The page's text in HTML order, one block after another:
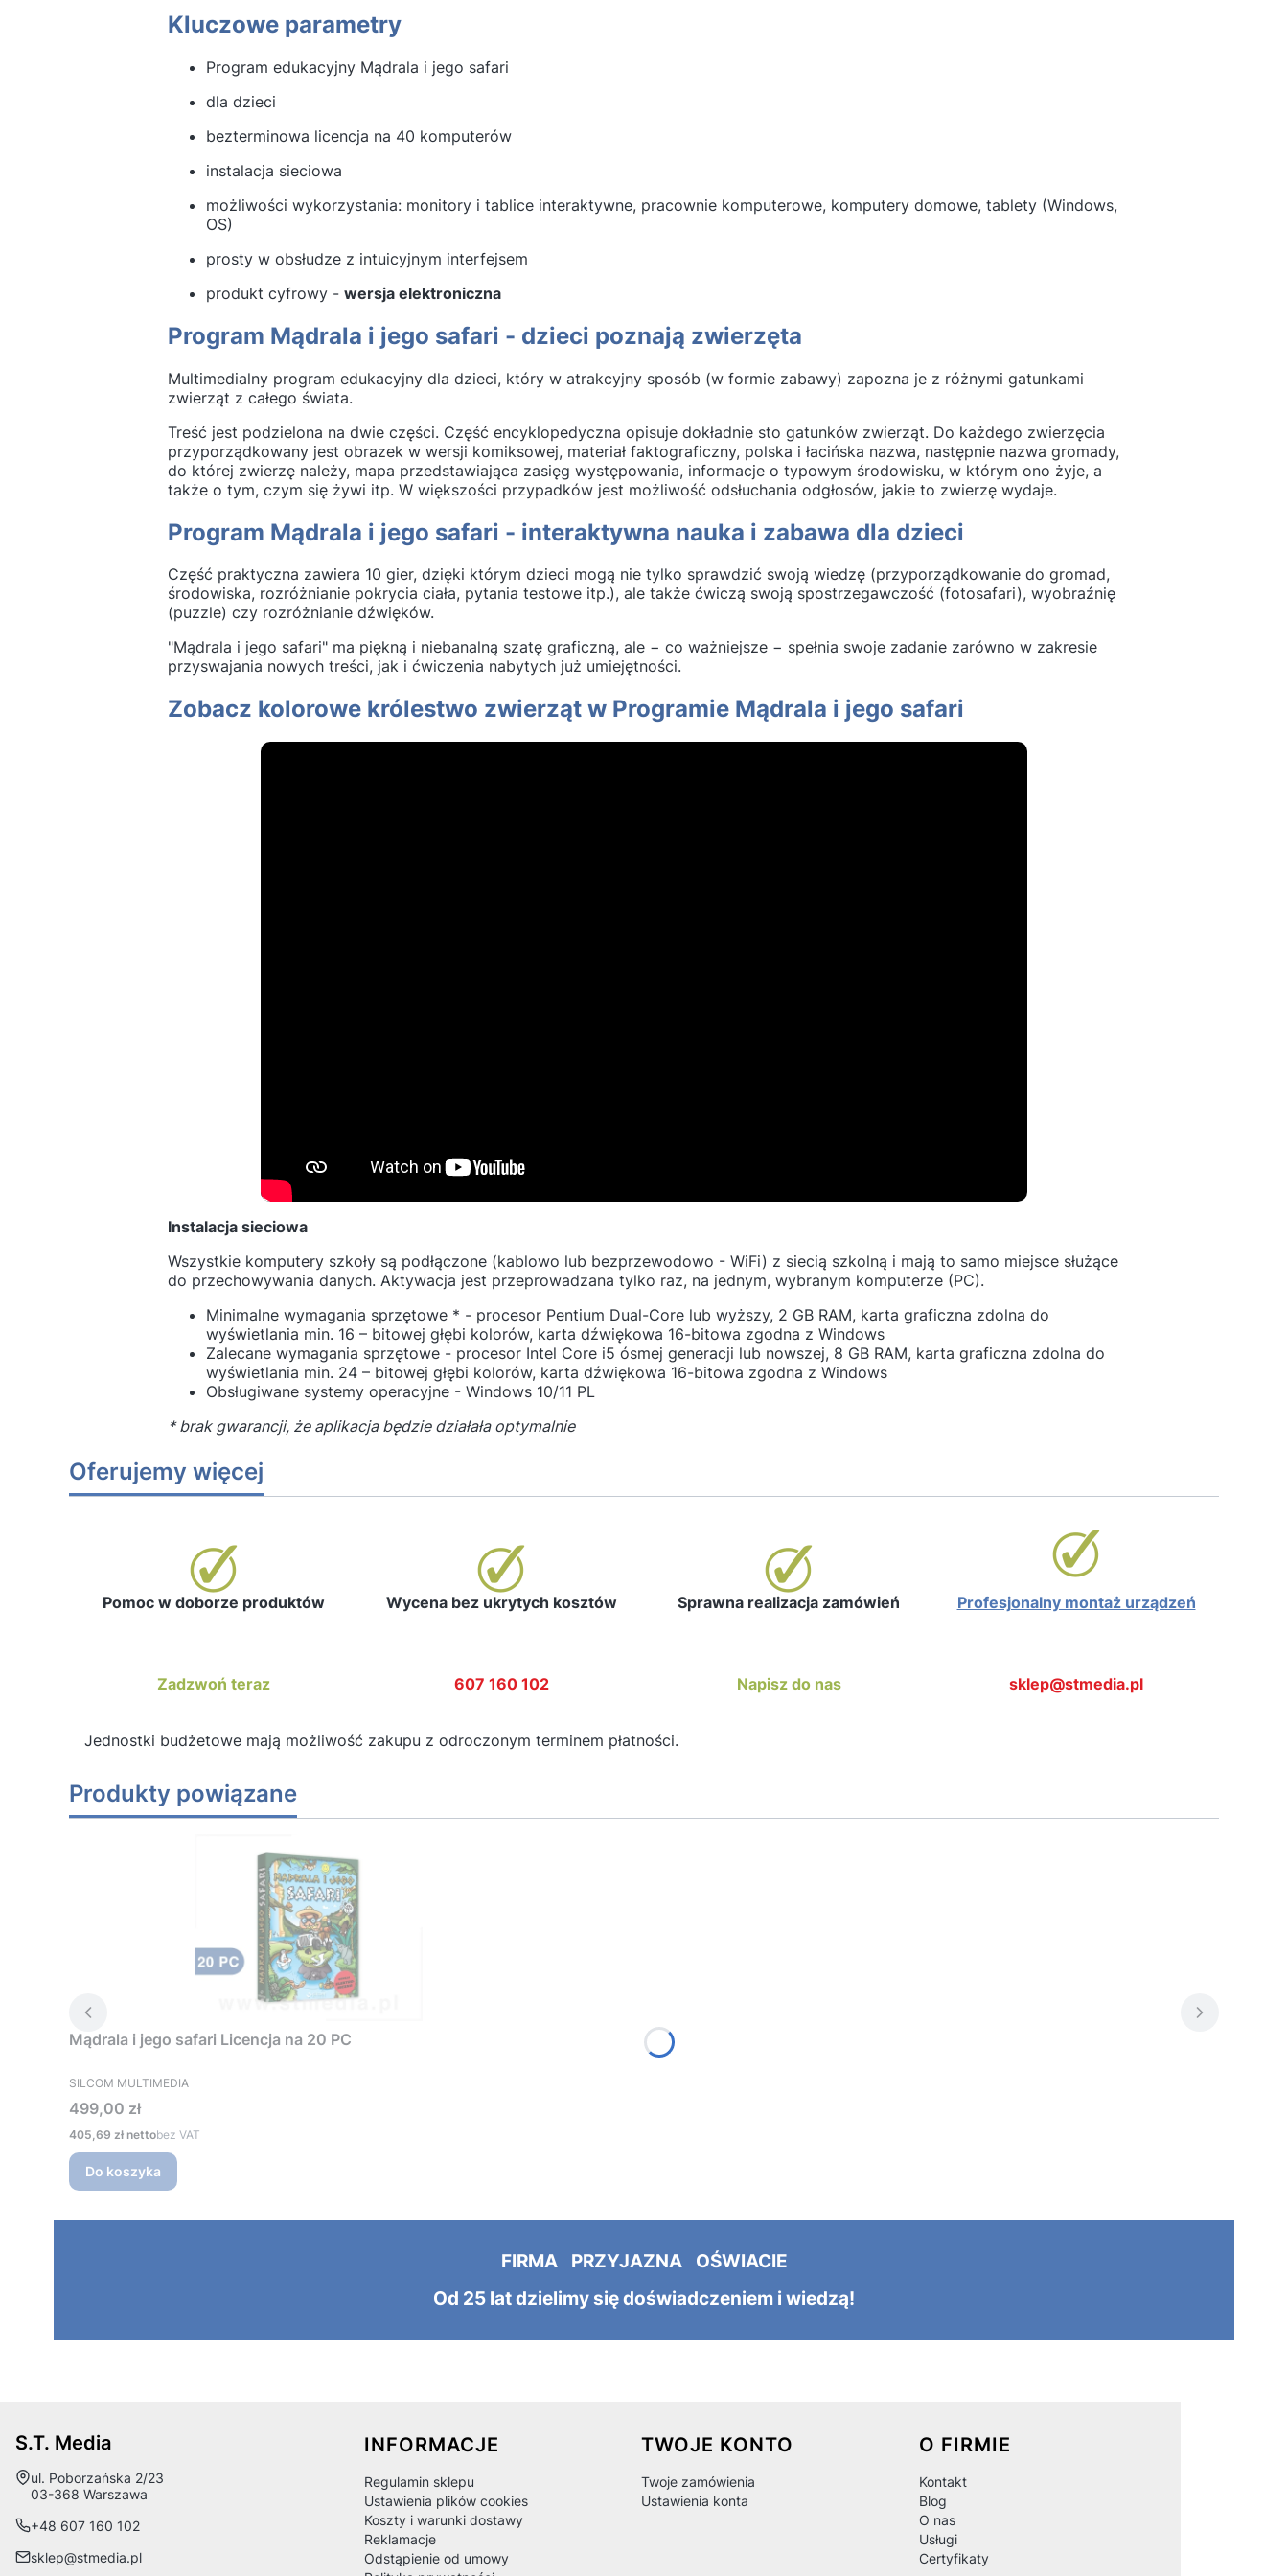
Kluczowe parametry
Program edukacyjny Mądrala i jego safari
dla dzieci
bezterminowa licencja na 40 komputerów
instalacja sieciowa
możliwości wykorzystania: monitory i tablice interaktywne, pracownie komputerowe, komputery domowe, tablety (Windows,
OS)
prosty w obsłudze z intuicyjnym interfejsem
produkt cyfrowy - wersja elektroniczna
Program Mądrala i jego safari - dzieci poznają zwierzęta
Multimedialny program edukacyjny dla dzieci, który w atrakcyjny sposób (w formie zabawy) zapozna je z różnymi gatunkami
zwierząt z całego świata.
Treść jest podzielona na dwie części. Część encyklopedyczna opisuje dokładnie sto gatunków zwierząt. Do każdego zwierzęcia
przyporządkowany jest obrazek w wersji komiksowej, materiał faktograficzny, polska i łacińska nazwa, następnie nazwa gromady,
do której zwierzę należy, mapa przedstawiająca zasięg występowania, informacje o typowym środowisku, w którym ono żyje, a
także o tym, czym się żywi itp. W większości przypadków jest możliwość odsłuchania odgłosów, jakie to zwierzę wydaje.
Program Mądrala i jego safari - interaktywna nauka i zabawa dla dzieci
Część praktyczna zawiera 10 gier, dzięki którym dzieci mogą nie tylko sprawdzić swoją wiedzę (przyporządkowanie do gromad,
środowiska, rozróżnianie pokrycia ciała, pytania testowe itp.), ale także ćwiczą swoją spostrzegawczość (fotosafari), wyobraźnię
(puzzle) czy rozróżnianie dźwięków.
"Mądrala i jego safari" ma piękną i niebanalną szatę graficzną, ale − co ważniejsze − spełnia swoje zadanie zarówno w zakresie
przyswajania nowych treści, jak i ćwiczenia nabytych już umiejętności.
Zobacz kolorowe królestwo zwierząt w Programie Mądrala i jego safari
Instalacja sieciowa
Wszystkie komputery szkoły są podłączone (kablowo lub bezprzewodowo - WiFi) z siecią szkolną i mają to samo miejsce służące
do przechowywania danych. Aktywacja jest przeprowadzana tylko raz, na jednym, wybranym komputerze (PC).
Minimalne wymagania sprzętowe * - procesor Pentium Dual-Core lub wyższy, 2 GB RAM, karta graficzna zdolna do
wyświetlania min. 16 – bitowej głębi kolorów, karta dźwiękowa 16-bitowa zgodna z Windows
Zalecane wymagania sprzętowe - procesor Intel Core i5 ósmej generacji lub nowszej, 8 GB RAM, karta graficzna zdolna do
wyświetlania min. 24 – bitowej głębi kolorów, karta dźwiękowa 16-bitowa zgodna z Windows
Obsługiwane systemy operacyjne - Windows 10/11 PL
* brak gwarancji, że aplikacja będzie działała optymalnie
Oferujemy więcej
Pomoc w doborze produktów Wycena bez ukrytych kosztów Sprawna realizacja zamówień Profesjonalny montaż urządzeń
Zadzwoń teraz 607 160 102 Napisz do nas sklep@stmedia.pl
Jednostki budżetowe mają możliwość zakupu z odroczonym terminem płatności.
Produkty powiązane
Mądrala i jego safari Licencja na 20 PC
PRODUCENT
SILCOM MULTIMEDIA
Cena
499,00 zł
Cena
405,69 zł bez VAT
Do koszyka
FIRMA PRZYJAZNA OŚWIACIE
Od 25 lat dzielimy się doświadczeniem i wiedzą!
S.T. Media
Adres:
ul. Poborzańska 2/23
03-368 Warszawa
+48 607 160 102
sklep@stmedia.pl
Linki w stopce
INFORMACJE
Regulamin sklepu
Ustawienia plików cookies
Koszty i warunki dostawy
Reklamacje
Odstąpienie od umowy
TWOJE KONTO
Twoje zamówienia
Ustawienia konta
O FIRMIE
Kontakt
Blog
O nas
Usługi
Certyfikaty